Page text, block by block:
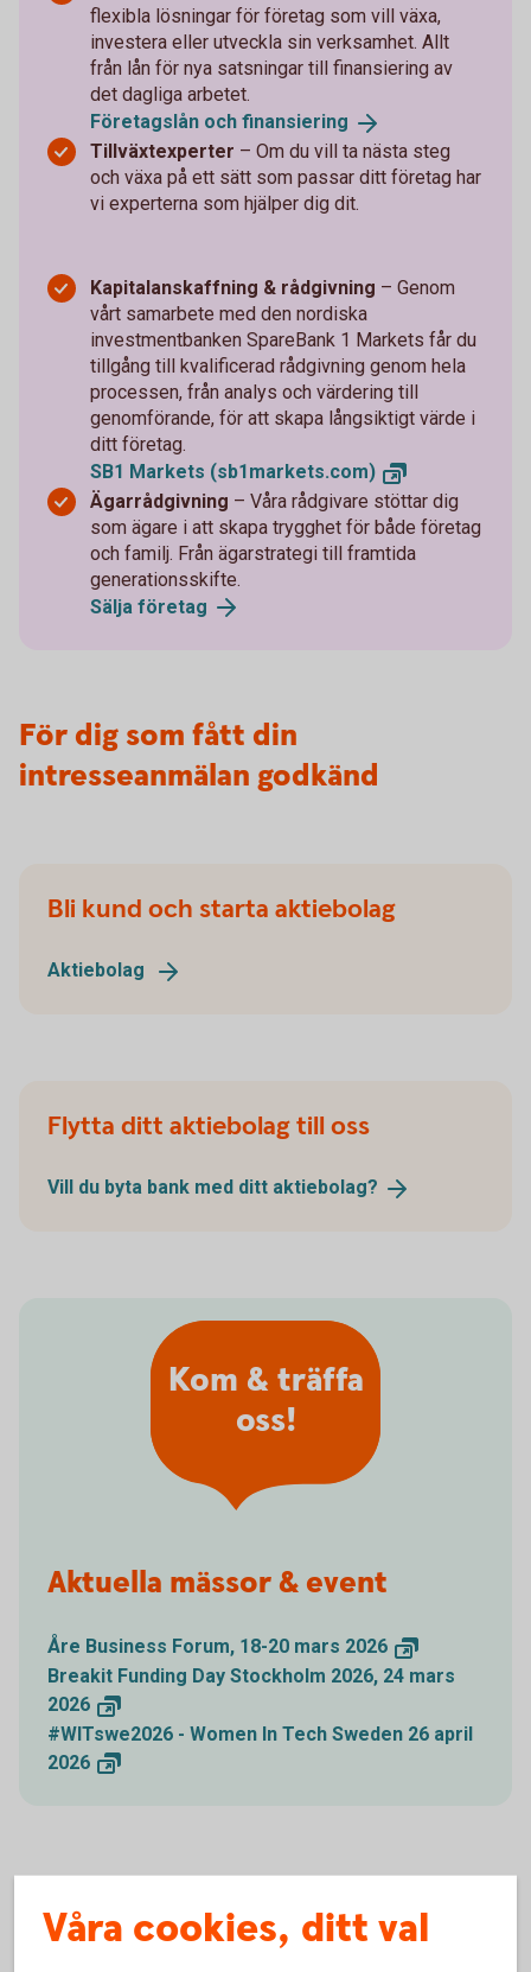
flexibla lösningar för företag som vill växa,
investera eller utveckla sin verksamhet. Allt
från lån för nya satsningar till finansiering av
det dagliga arbetet.
Företagslån och finansiering
Tillväxtexperter – Om du vill ta nästa steg
och växa på ett sätt som passar ditt företag har
vi experterna som hjälper dig dit.
Kapitalanskaffning & rådgivning – Genom
vårt samarbete med den nordiska
investmentbanken SpareBank 1 Markets får du
tillgång till kvalificerad rådgivning genom hela
processen, från analys och värdering till
genomförande, för att skapa långsiktigt värde i
ditt företag.
SB1 Markets (sb1markets.com)
Ägarrådgivning – Våra rådgivare stöttar dig
som ägare i att skapa trygghet för både företag
och familj. Från ägarstrategi till framtida
generationsskifte.
Sälja företag
För dig som fått din
intresseanmälan godkänd
Bli kund och starta aktiebolag
Aktiebolag
Flytta ditt aktiebolag till oss
Vill du byta bank med ditt aktiebolag?
Aktuella mässor & event
Åre Business Forum, 18-20 mars 2026
Breakit Funding Day Stockholm 2026, 24 mars
2026
#WITswe2026 - Women In Tech Sweden 26 april
2026
Kom & träffa
oss!
Premium och Private Banking
Våra cookies, ditt val